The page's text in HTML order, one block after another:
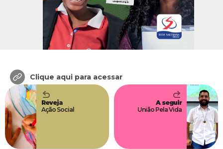
Clique aqui para acessar
Reveja
Ação Social
A seguir
União Pela Vida